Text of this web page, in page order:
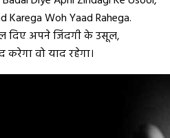
Karega Woh Yaad Rahega.
दिए अपने जिंदगी के उसूल,
करेगा वो याद रहेगा।